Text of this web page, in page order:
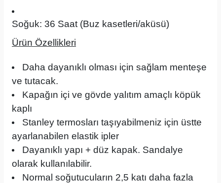
Soğuk: 36 Saat (Buz kasetleri/aküsü)
Ürün Özellikleri
Daha dayanıklı olması için sağlam menteşe
ve tutacak.
Kapağın içi ve gövde yalıtım amaçlı köpük
kaplı
Stanley termosları taşıyabilmeniz için üstte
ayarlanabilen elastik ipler
Dayanıklı yapı + düz kapak. Sandalye
olarak kullanılabilir.
Normal soğutucuların 2,5 katı daha fazla